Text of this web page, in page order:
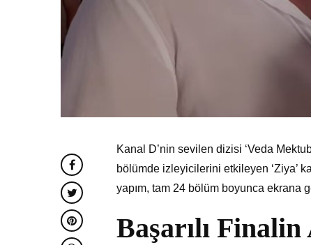
Kanal D’nin sevilen dizisi ‘Veda
bölümde izleyicilerini etkileyen ‘Ziya’
yapım, tam 24 bölüm boyunca ekrana
Başarılı Finalin